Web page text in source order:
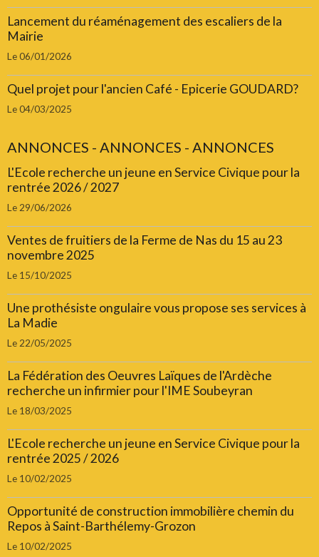
Lancement du réaménagement des escaliers de la
Mairie
Le 06/01/2026
Quel projet pour l'ancien Café - Epicerie GOUDARD?
Le 04/03/2025
ANNONCES - ANNONCES - ANNONCES
L'Ecole recherche un jeune en Service Civique pour la
rentrée 2026 / 2027
Le 29/06/2026
Ventes de fruitiers de la Ferme de Nas du 15 au 23
novembre 2025
Le 15/10/2025
Une prothésiste ongulaire vous propose ses services à
La Madie
Le 22/05/2025
La Fédération des Oeuvres Laïques de l'Ardèche
recherche un infirmier pour l'IME Soubeyran
Le 18/03/2025
L'Ecole recherche un jeune en Service Civique pour la
rentrée 2025 / 2026
Le 10/02/2025
Opportunité de construction immobilière chemin du
Repos à Saint-Barthélemy-Grozon
Le 10/02/2025